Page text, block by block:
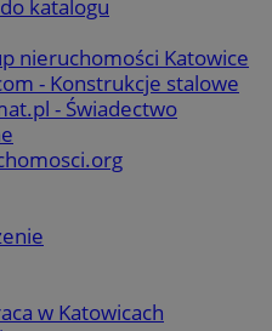
katalogu
nieruchomości Katowice
- Konstrukcje stalowe
- Świadectwo
w Katowicach